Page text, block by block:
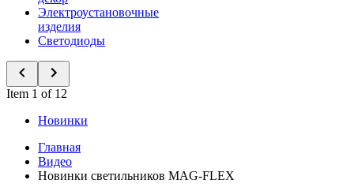
Электроустановочные
изделия
Светодиоды
Item 1 of 12
Новинки
Главная
Видео
Новинки светильников MAG-FLEX